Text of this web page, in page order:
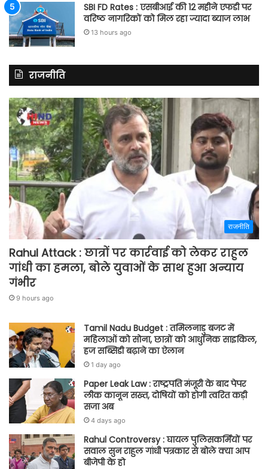
SBI FD Rates : एसबीआई की 12 महीने एफडी पर
वरिष्ठ नागरिकों को मिल रहा ज्यादा ब्याज लाभ
13 hours ago
राजनीति
राजनीति
Rahul Attack : छात्रों पर कार्रवाई को लेकर राहुल
गांधी का हमला, बोले युवाओं के साथ हुआ अन्याय
गंभीर
9 hours ago
Tamil Nadu Budget : तमिलनाडु बजट में
महिलाओं को सोना, छात्रों को आधुनिक साइकिल,
हज सब्सिडी बढ़ाने का ऐलान
1 day ago
Paper Leak Law : राष्ट्रपति मंजूरी के बाद पेपर
लीक कानून सख्त, दोषियों को होगी त्वरित कड़ी
सजा अब
4 days ago
Rahul Controversy : घायल पुलिसकर्मियों पर
सवाल सुन राहुल गांधी पत्रकार से बोले क्या आप
बीजेपी के हो